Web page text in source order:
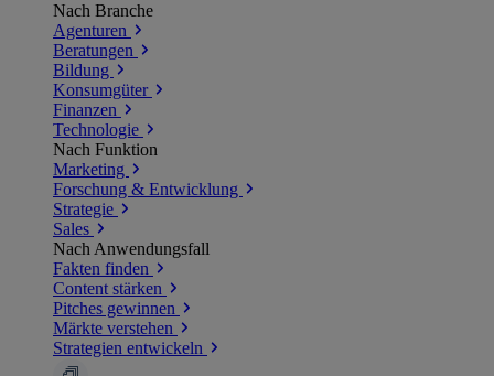
Nach Branche
Agenturen
Beratungen
Bildung
Konsumgüter
Finanzen
Technologie
Nach Funktion
Marketing
Forschung & Entwicklung
Strategie
Sales
Nach Anwendungsfall
Fakten finden
Content stärken
Pitches gewinnen
Märkte verstehen
Strategien entwickeln